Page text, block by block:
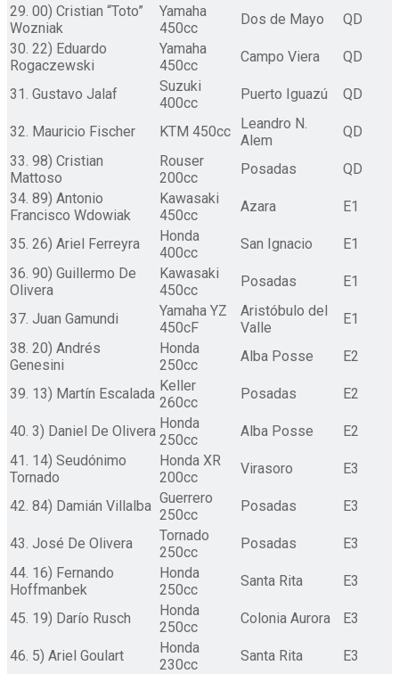
29. 00) Cristian “Toto”
Wozniak
Yamaha
450cc
Dos de Mayo
QD
30. 22) Eduardo
Rogaczewski
Yamaha
450cc
Campo Viera QD
31. Gustavo Jalaf
Suzuki
400cc
Puerto Iguazú QD
32. Mauricio Fischer KTM 450cc
Leandro N.
Alem
QD
33. 98) Cristian
Mattoso
Rouser
200cc
Posadas
QD
34. 89) Antonio
Francisco Wdowiak
Kawasaki
450cc
Azara E1
35. 26) Ariel Ferreyra
Honda
400cc
San Ignacio
E1
36. 90) Guillermo De
Olivera
Kawasaki
450cc
Posadas E1
37. Juan Gamundi
Yamaha YZ
450cF
Aristóbulo del
Valle
E1
38. 20) Andrés
Genesini
Honda
250cc
Alba Posse E2
39. 13) Martín Escalada Keller
260cc
Posadas E2
40. 3) Daniel De Olivera Honda
250cc
Alba Posse
E2
41. 14) Seudónimo
Tornado
Honda XR
200cc
Virasoro E3
42. 84) Damián Villalba Guerrero
250cc
Posadas E3
43. José De Olivera
Tornado
250cc
Posadas
E3
44. 16) Fernando
Hoffmanbek
Honda
250cc
Santa Rita E3
45. 19) Darío Rusch
Honda
250cc
Colonia Aurora E3
46. 5) Ariel Goulart
Honda
230cc
Santa Rita E3